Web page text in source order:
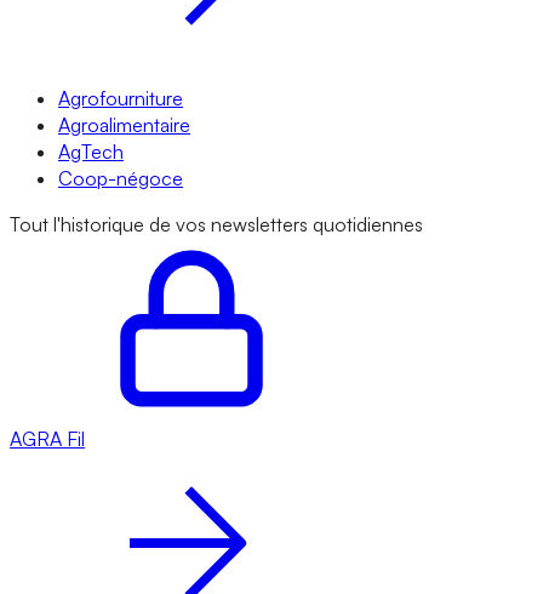
Agrofourniture
Agroalimentaire
AgTech
Coop-négoce
Tout l'historique de vos newsletters quotidiennes
AGRA Fil